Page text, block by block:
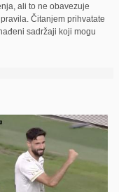
ali to ne obavezuje
Čitanjem prihvatate
sadržaji koji mogu